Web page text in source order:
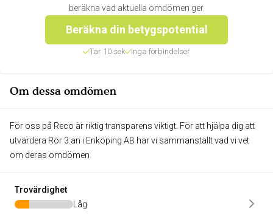
beräkna vad aktuella omdömen ger.
Beräkna din betygspotential
Tar 10 sek Inga förbindelser
Om dessa omdömen
För oss på Reco är riktig transparens viktigt. För att hjälpa dig att
utvärdera Rör 3:an i Enköping AB har vi sammanställt vad vi vet
om deras omdömen
Trovärdighet
Låg